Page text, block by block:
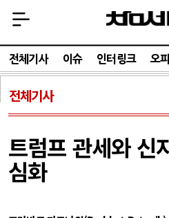
전체기사 이슈 인터링크 오
전체기사
트럼프 관세와 신
심화